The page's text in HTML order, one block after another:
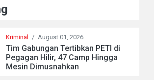
Kriminal / August 01, 2026
Tim Gabungan Tertibkan PETI di
Pegagan Hilir, 47 Camp Hingga
Mesin Dimusnahkan